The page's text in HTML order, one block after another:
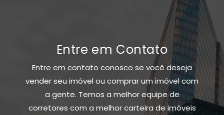
Entre em Contato
Entre em contato conosco se você deseja
vender seu imóvel ou comprar um imóvel com
a gente. Temos a melhor equipe de
corretores com a melhor carteira de imóveis